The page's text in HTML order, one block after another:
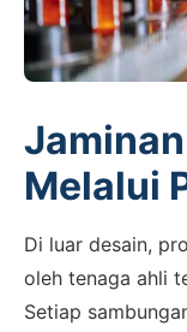
Melalui
Di luar desain,
oleh tenaga ahli
Setiap